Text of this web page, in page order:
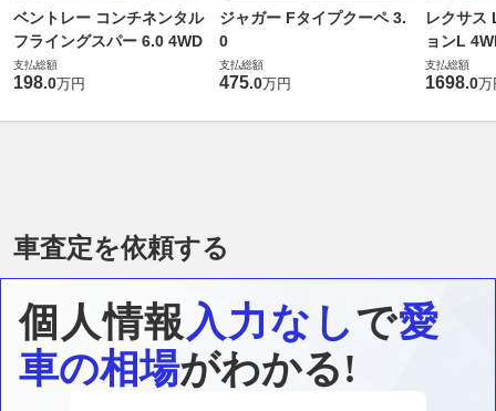
ベントレー コンチネンタル
フライングスパー 6.0 4WD
支払総額
198.0万円
ジャガー Fタイプクーペ 3.
0
支払総額
475.0万円
レクサス
ョンL
支払総額
1698.0万
車査定を依頼する
個人情報入力なしで愛
車の相場がわかる!